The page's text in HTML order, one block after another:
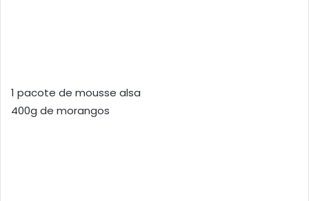
1 pacote de mousse alsa
400g de morangos